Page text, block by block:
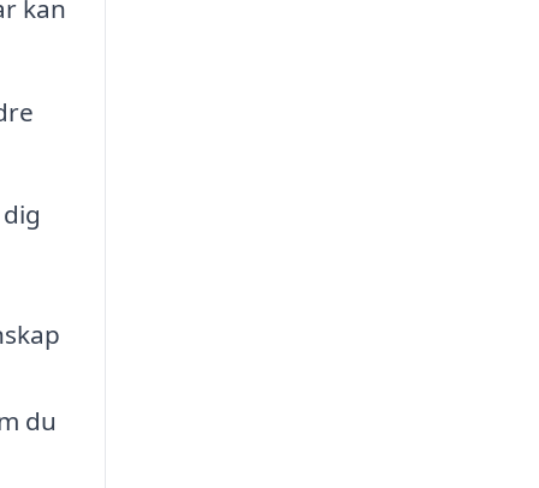
kan
du